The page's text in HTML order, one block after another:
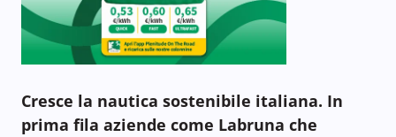
Cresce la nautica sostenibile italiana. In
prima fila aziende come Labruna che